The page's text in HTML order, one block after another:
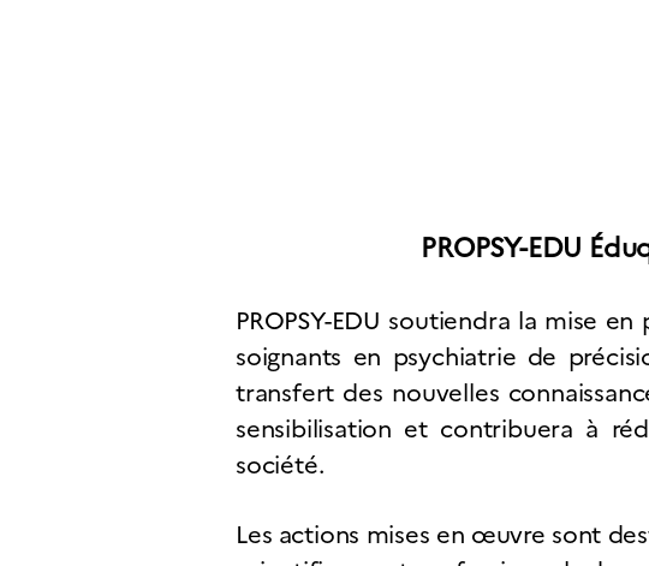
PROPSY-EDU
PROPSY-EDU soutiendra la mise
soignants en psychiatrie de
transfert des nouvelles
sensibilisation et contribuera à
société.
Les actions mises en œuvre sont